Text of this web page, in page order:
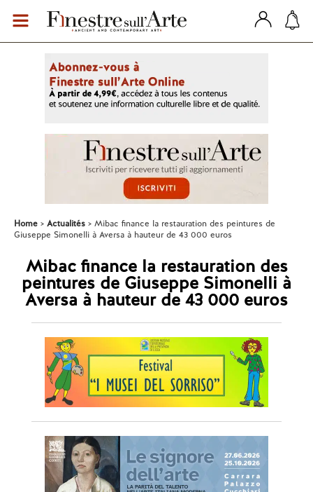
Home Actualités
Mibac finance la restauration des peintures de
Giuseppe Simonelli à Aversa à hauteur de 43 000 euros
Mibac finance la restauration des
peintures de Giuseppe Simonelli à
Aversa à hauteur de 43 000 euros